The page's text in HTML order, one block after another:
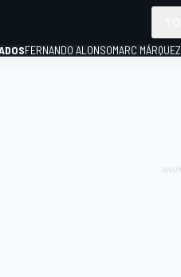
FERNANDO ALONSOMARC MÁRQUEZ